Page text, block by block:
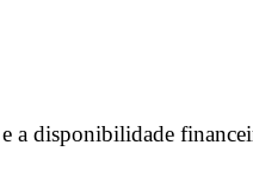
a disponibilidade